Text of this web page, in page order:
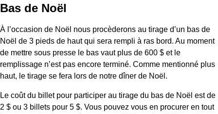
Bas de Noël
À l’occasion de Noël nous procèderons au tirage d’un bas de
Noël de 3 pieds de haut qui sera rempli à ras bord. Au moment
de mettre sous presse le bas vaut plus de 600 $ et le
remplissage n’est pas encore terminé. Comme mentionné plus
haut, le tirage se fera lors de notre dîner de Noël.
Le coût du billet pour participer au tirage du bas de Noël est de
2 $ ou 3 billets pour 5 $. Vous pouvez vous en procurer en tout